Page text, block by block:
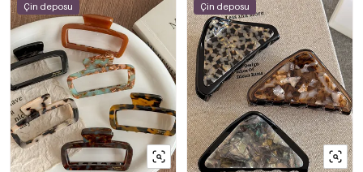
Çin deposu Çin deposu